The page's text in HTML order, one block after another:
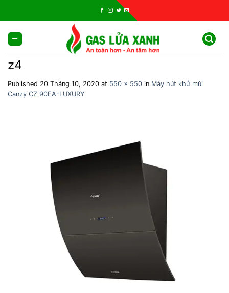
z4
Published 20 Tháng 10, 2020 at 550 × 550 in Máy hút khử mùi
Canzy CZ 90EA-LUXURY